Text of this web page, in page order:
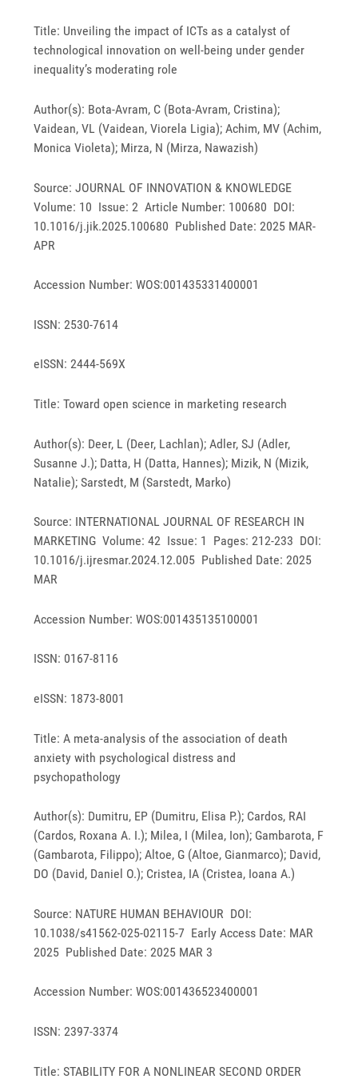
Title: Unveiling the impact of ICTs as a catalyst of
technological innovation on well-being under gender
inequality’s moderating role
Author(s): Bota-Avram, C (Bota-Avram, Cristina);
Vaidean, VL (Vaidean, Viorela Ligia); Achim, MV (Achim,
Monica Violeta); Mirza, N (Mirza, Nawazish)
Source: JOURNAL OF INNOVATION & KNOWLEDGE
Volume: 10 Issue: 2 Article Number: 100680 DOI:
10.1016/j.jik.2025.100680 Published Date: 2025 MAR-
APR
Accession Number: WOS:001435331400001
ISSN: 2530-7614
eISSN: 2444-569X
Title: Toward open science in marketing research
Author(s): Deer, L (Deer, Lachlan); Adler, SJ (Adler,
Susanne J.); Datta, H (Datta, Hannes); Mizik, N (Mizik,
Natalie); Sarstedt, M (Sarstedt, Marko)
Source: INTERNATIONAL JOURNAL OF RESEARCH IN
MARKETING Volume: 42 Issue: 1 Pages: 212-233 DOI:
10.1016/j.ijresmar.2024.12.005 Published Date: 2025
MAR
Accession Number: WOS:001435135100001
ISSN: 0167-8116
eISSN: 1873-8001
Title: A meta-analysis of the association of death
anxiety with psychological distress and
psychopathology
Author(s): Dumitru, EP (Dumitru, Elisa P.); Cardos, RAI
(Cardos, Roxana A. I.); Milea, I (Milea, Ion); Gambarota, F
(Gambarota, Filippo); Altoe, G (Altoe, Gianmarco); David,
DO (David, Daniel O.); Cristea, IA (Cristea, Ioana A.)
Source: NATURE HUMAN BEHAVIOUR DOI:
10.1038/s41562-025-02115-7 Early Access Date: MAR
2025 Published Date: 2025 MAR 3
Accession Number: WOS:001436523400001
ISSN: 2397-3374
Title: STABILITY FOR A NONLINEAR SECOND ORDER